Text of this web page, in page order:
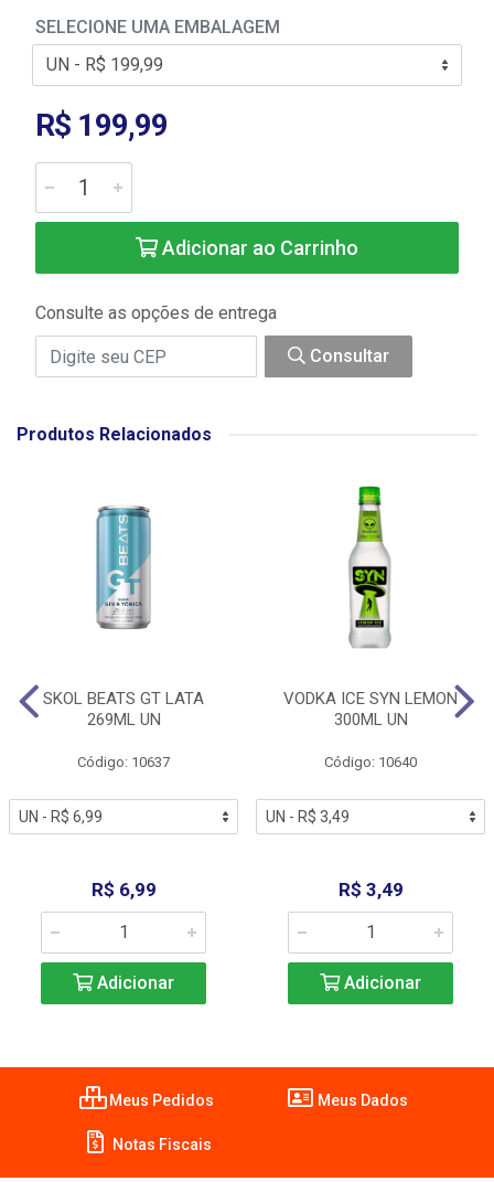
SELECIONE UMA EMBALAGEM
R$ 199,99
Adicionar ao Carrinho
Consulte as opções de entrega
Consultar
Produtos Relacionados
SKOL BEATS GT LATA
269ML UN
Código: 10637
R$ 6,99
Adicionar
VODKA ICE SYN LEMON
300ML UN
Código: 10640
R$ 3,49
Adicionar
Meus Pedidos Meus Dados
Notas Fiscais